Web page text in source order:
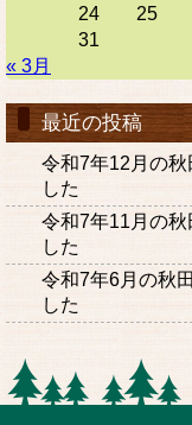
24
25
31
« 3月
最近の投稿
令和7年12月の秋
した
令和7年11月の秋
した
令和7年6月の秋
した